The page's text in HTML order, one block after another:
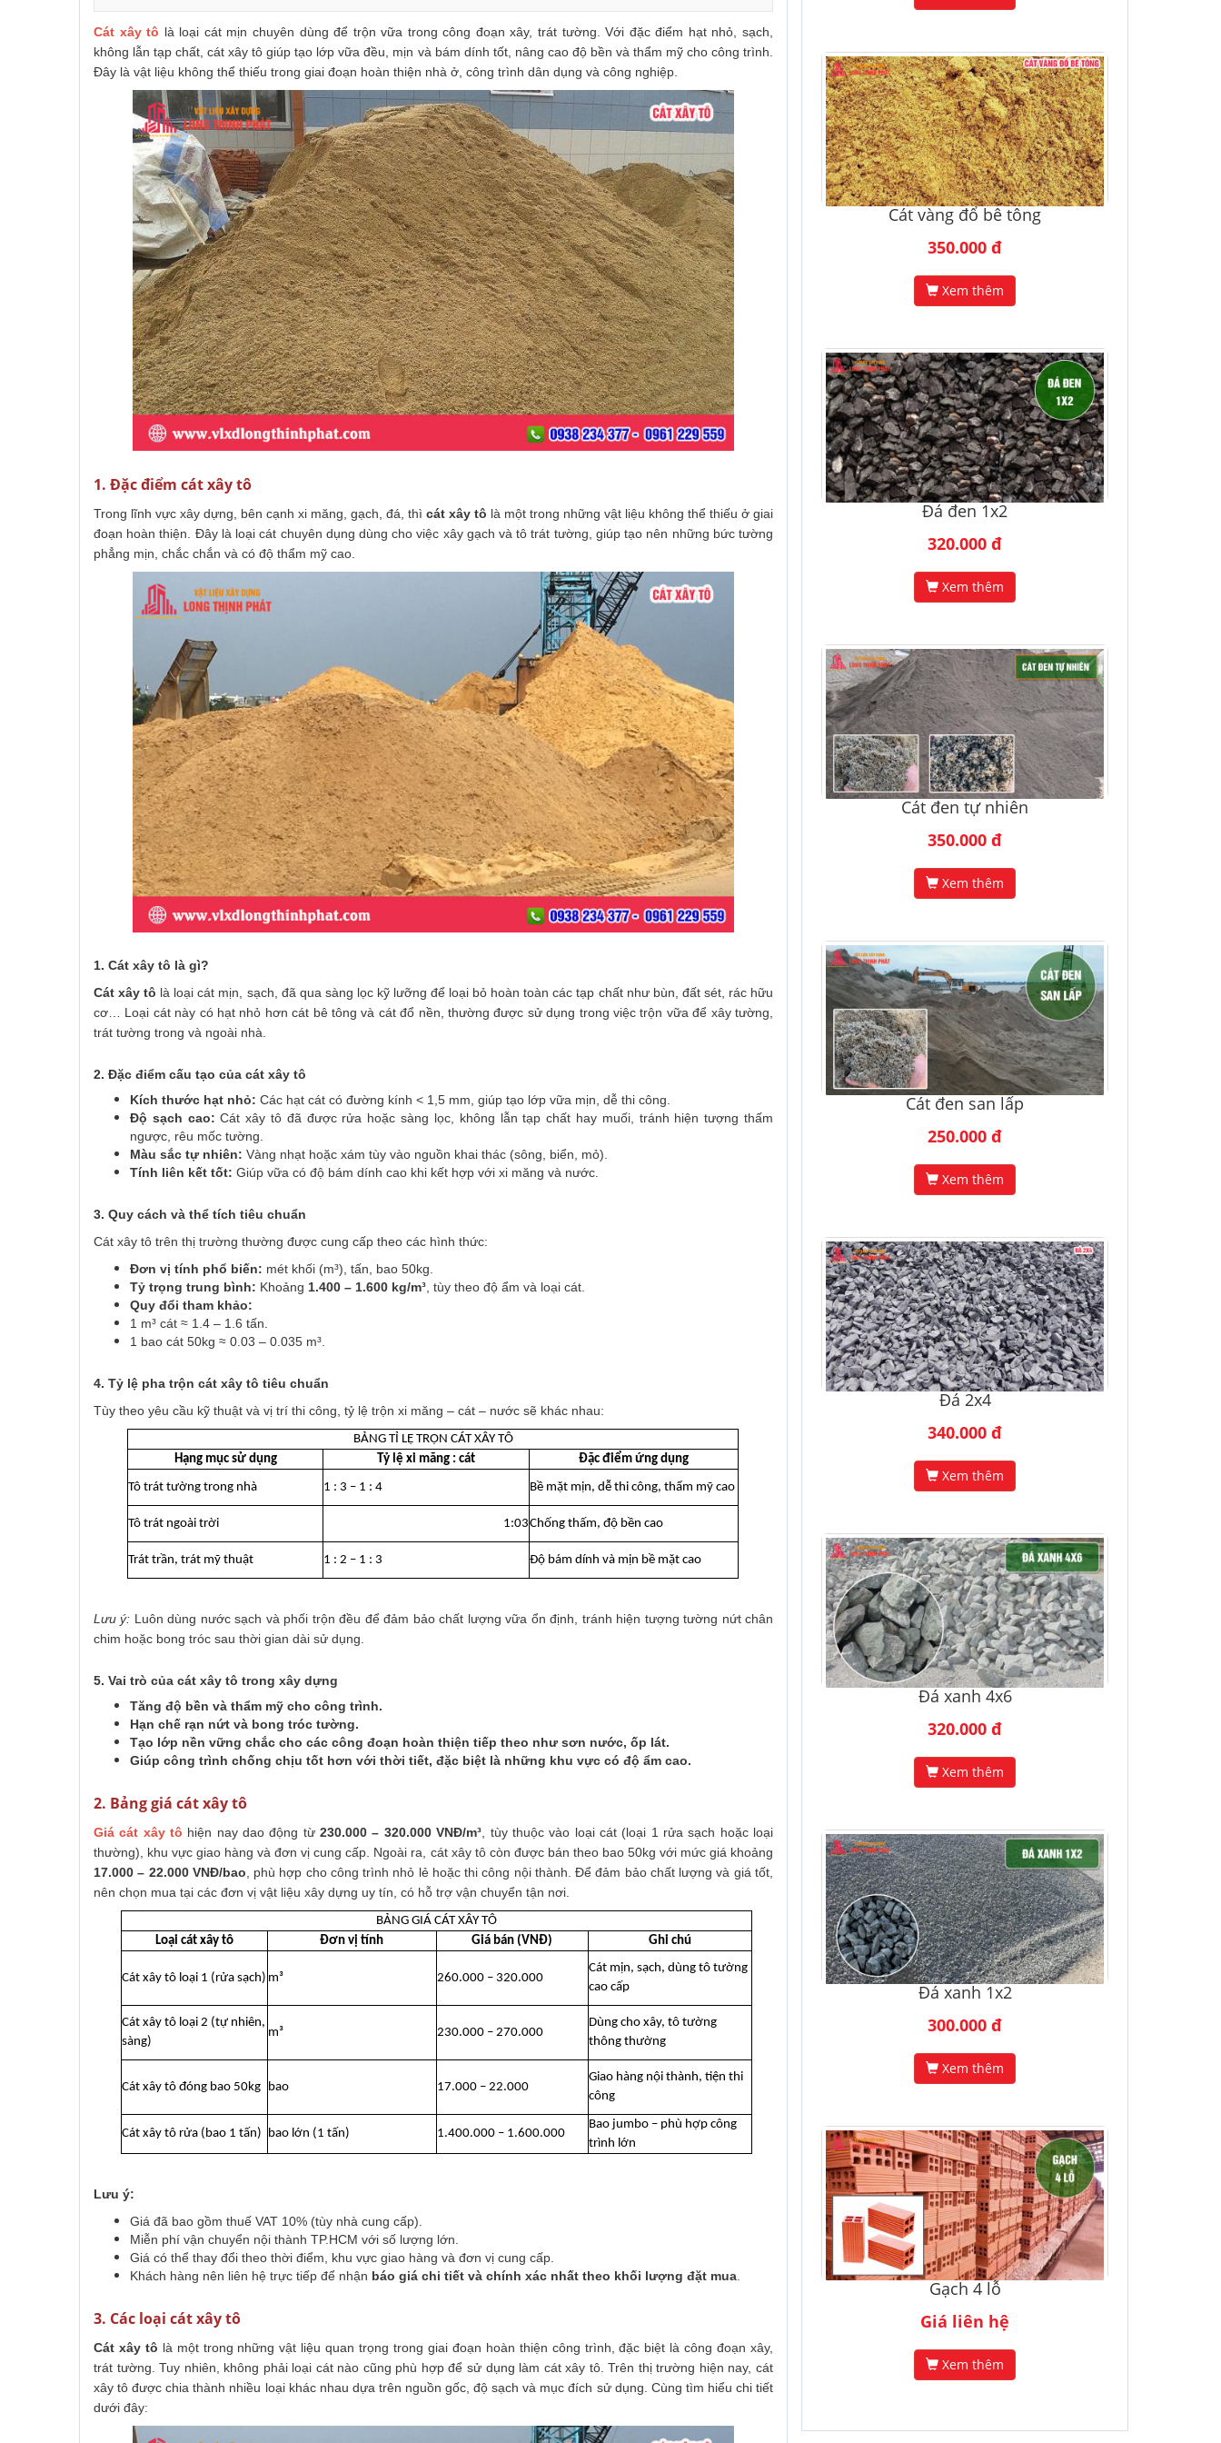
Cát xây tô là loại cát mịn chuyên dùng để trộn vữa trong công đoạn xây, trát tường. Với đặc điểm hạt nhỏ, sạch,
không lẫn tạp chất, cát xây tô giúp tạo lớp vữa đều, mịn và bám dính tốt, nâng cao độ bền và thẩm mỹ cho công trình.
Đây là vật liệu không thể thiếu trong giai đoạn hoàn thiện nhà ở, công trình dân dụng và công nghiệp.
1. Đặc điểm cát xây tô
Trong lĩnh vực xây dựng, bên cạnh xi măng, gạch, đá, thì cát xây tô là một trong những vật liệu không thể thiếu ở giai
đoạn hoàn thiện. Đây là loại cát chuyên dụng dùng cho việc xây gạch và tô trát tường, giúp tạo nên những bức tường
phẳng mịn, chắc chắn và có độ thẩm mỹ cao.
1. Cát xây tô là gì?
Cát xây tô là loại cát mịn, sạch, đã qua sàng lọc kỹ lưỡng để loại bỏ hoàn toàn các tạp chất như bùn, đất sét, rác hữu
cơ… Loại cát này có hạt nhỏ hơn cát bê tông và cát đổ nền, thường được sử dụng trong việc trộn vữa để xây tường,
trát tường trong và ngoài nhà.
2. Đặc điểm cấu tạo của cát xây tô
Kích thước hạt nhỏ: Các hạt cát có đường kính < 1,5 mm, giúp tạo lớp vữa mịn, dễ thi công.
Độ sạch cao: Cát xây tô đã được rửa hoặc sàng lọc, không lẫn tạp chất hay muối, tránh hiện tượng thấm
ngược, rêu mốc tường.
Màu sắc tự nhiên: Vàng nhạt hoặc xám tùy vào nguồn khai thác (sông, biển, mỏ).
Tính liên kết tốt: Giúp vữa có độ bám dính cao khi kết hợp với xi măng và nước.
3. Quy cách và thể tích tiêu chuẩn
Cát xây tô trên thị trường thường được cung cấp theo các hình thức:
Đơn vị tính phổ biến: mét khối (m³), tấn, bao 50kg.
Tỷ trọng trung bình: Khoảng 1.400 – 1.600 kg/m³, tùy theo độ ẩm và loại cát.
Quy đổi tham khảo:
1 m³ cát ≈ 1.4 – 1.6 tấn.
1 bao cát 50kg ≈ 0.03 – 0.035 m³.
4. Tỷ lệ pha trộn cát xây tô tiêu chuẩn
Tùy theo yêu cầu kỹ thuật và vị trí thi công, tỷ lệ trộn xi măng – cát – nước sẽ khác nhau:
BẢNG TỈ LỆ TRỘN CÁT XÂY TÔ
Hạng mục sử dụng
Tỷ lệ xi măng : cát Đặc điểm ứng dụng
Tô trát tường trong nhà 1 : 3 – 1 : 4 Bề mặt mịn, dễ thi công, thẩm mỹ cao
Tô trát ngoài trời 1:03Chống thấm, độ bền cao
Trát trần, trát mỹ thuật 1 : 2 – 1 : 3 Độ bám dính và mịn bề mặt cao
Lưu ý: Luôn dùng nước sạch và phối trộn đều để đảm bảo chất lượng vữa ổn định, tránh hiện tượng tường nứt chân
chim hoặc bong tróc sau thời gian dài sử dụng.
5. Vai trò của cát xây tô trong xây dựng
Tăng độ bền và thẩm mỹ cho công trình.
Hạn chế rạn nứt và bong tróc tường.
Tạo lớp nền vững chắc cho các công đoạn hoàn thiện tiếp theo như sơn nước, ốp lát.
Giúp công trình chống chịu tốt hơn với thời tiết, đặc biệt là những khu vực có độ ẩm cao.
2. Bảng giá cát xây tô
Giá cát xây tô hiện nay dao động từ230.000 – 320.000 VNĐ/m³, tùy thuộc vào loại cát (loại 1 rửa sạch hoặc loại
thường), khu vực giao hàng và đơn vị cung cấp. Ngoài ra, cát xây tô còn được bán theo bao 50kg với mức giá khoảng
17.000 – 22.000 VNĐ/bao, phù hợp cho công trình nhỏ lẻ hoặc thi công nội thành. Để đảm bảo chất lượng và giá tốt,
nên chọn mua tại các đơn vị vật liệu xây dựng uy tín, có hỗ trợ vận chuyển tận nơi.
BẢNG GIÁ CÁT XÂY TÔ
Loại cát xây tô
Đơn vị tính Giá bán (VNĐ) Ghi chú
Cát xây tô loại 1 (rửa sạch) m³ 260.000 – 320.000
Cát mịn, sạch, dùng tô tường
cao cấp
Cát xây tô loại 2 (tự nhiên,
sàng)
m³ 230.000 – 270.000
Dùng cho xây, tô tường
thông thường
Cát xây tô đóng bao 50kg bao 17.000 – 22.000
Giao hàng nội thành, tiện thi
công
Cát xây tô rửa (bao 1 tấn) bao lớn (1 tấn) 1.400.000 – 1.600.000
Bao jumbo – phù hợp công
trình lớn
Lưu ý:
Giá đã bao gồm thuế VAT 10% (tùy nhà cung cấp).
Miễn phí vận chuyển nội thành TP.HCM với số lượng lớn.
Giá có thể thay đổi theo thời điểm, khu vực giao hàng và đơn vị cung cấp.
Khách hàng nên liên hệ trực tiếp để nhận báo giá chi tiết và chính xác nhất theo khối lượng đặt mua.
3. Các loại cát xây tô
Cát xây tô là một trong những vật liệu quan trọng trong giai đoạn hoàn thiện công trình, đặc biệt là công đoạn xây,
trát tường. Tuy nhiên, không phải loại cát nào cũng phù hợp để sử dụng làm cát xây tô. Trên thị trường hiện nay, cát
xây tô được chia thành nhiều loại khác nhau dựa trên nguồn gốc, độ sạch và mục đích sử dụng. Cùng tìm hiểu chi tiết
dưới đây:
Cát vàng đổ bê tông
350.000 đ
Xem thêm
Đá đen 1x2
320.000 đ
Xem thêm
Cát đen tự nhiên
350.000 đ
Xem thêm
Cát đen san lấp
250.000 đ
Xem thêm
Đá 2x4
340.000 đ
Xem thêm
Đá xanh 4x6
320.000 đ
Xem thêm
Đá xanh 1x2
300.000 đ
Xem thêm
Gạch 4 lỗ
Giá liên hệ
Xem thêm